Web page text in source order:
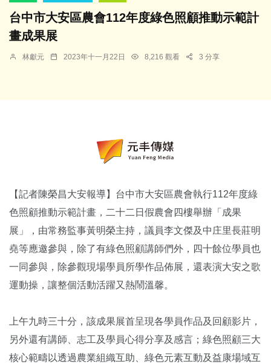
台中市大安區農會112年度綠色照顧推動示範計
畫成果展
林獻元 2023年十一月22日 8,216 觀看 3 分享
【記者陳榮昌大安報導】台中市大安區農會執行112年度綠
色照顧推動示範計畫，二十二日假農會四樓舉辦「成果
展」，由常務監事黃明榮主持，議員李文傑及中庄里長莊明
堯等應邀參與，除了有綠色照顧講師們外，四十餘位學員也
一同參與，除參觀現場學員所學作品佈展，還表演大安之歌
運動操，讓整個活動活躍又熱鬧溫馨。
上午九時三十分，該成果展首呈現各學員作品及回顧影片，
另外還有講師、志工及學員心得分享及感言；綠色照顧三大
核心範疇以透過農業組織互助、綠色元素互動及益康場域互